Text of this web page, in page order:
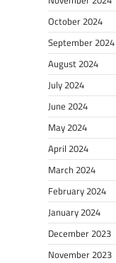
October 2024
September 2024
August 2024
July 2024
June 2024
May 2024
April 2024
March 2024
February 2024
January 2024
December 2023
November 2023